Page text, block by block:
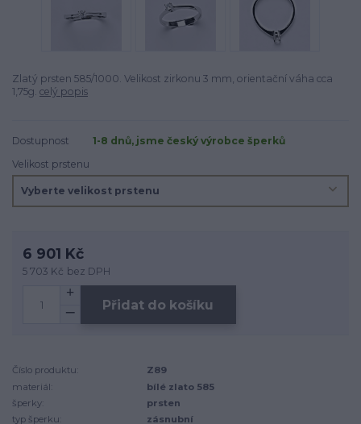
Zlatý prsten 585/1000. Velikost zirkonu 3 mm, orientační váha cca
1,75g. celý popis
Dostupnost
1-8 dnů, jsme český výrobce šperků
Velikost prstenu
6 901 Kč
5 703 Kč bez DPH
Přidat do košíku
Číslo produktu:
Z89
materiál:
bílé zlato 585
šperky:
prsten
typ šperku:
zásnubní